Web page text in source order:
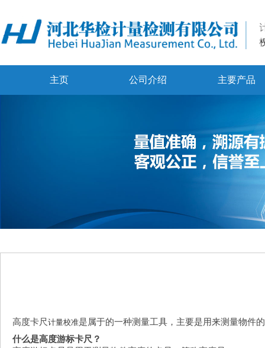
主页 公司介绍 主要产品
高度卡尺 计量校准是属于的一种测量工具，主要是用来测量物件
什么是高度游标卡尺？